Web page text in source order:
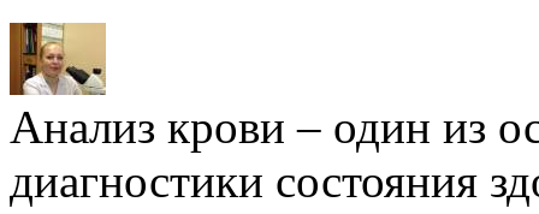
Анализ крови – один из
диагностики состояния